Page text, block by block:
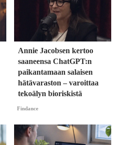
Annie Jacobsen kertoo
saaneensa ChatGPT:n
paikantamaan salaisen
hätävaraston – varoittaa
tekoälyn bioriskistä
Findance